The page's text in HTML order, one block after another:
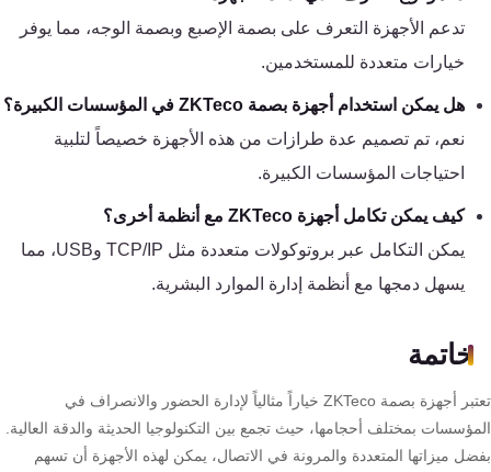
تدعم الأجهزة التعرف على بصمة الإصبع وبصمة الوجه، مما يوفر
خيارات متعددة للمستخدمين.
هل يمكن استخدام أجهزة بصمة ZKTeco في المؤسسات الكبيرة؟
نعم، تم تصميم عدة طرازات من هذه الأجهزة خصيصاً لتلبية
احتياجات المؤسسات الكبيرة.
كيف يمكن تكامل أجهزة ZKTeco مع أنظمة أخرى؟
يمكن التكامل عبر بروتوكولات متعددة مثل TCP/IP وUSB، مما
يسهل دمجها مع أنظمة إدارة الموارد البشرية.
خاتمة
تعتبر أجهزة بصمة ZKTeco خياراً مثالياً لإدارة الحضور والانصراف في
بمختلف أحجامها، حيث تجمع بين التكنولوجيا الحديثة والدقة العالية.
ميزاتها المتعددة والمرونة في الاتصال، يمكن لهذه الأجهزة أن تسهم